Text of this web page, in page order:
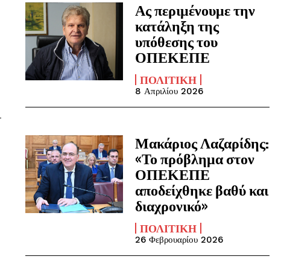
Ας περιμένουμε την
κατάληξη της
υπόθεσης του
ΟΠΕΚΕΠΕ
ΠΟΛΙΤΙΚΉ
8 Απριλίου 2026
Μακάριος Λαζαρίδης:
«Το πρόβλημα στον
ΟΠΕΚΕΠΕ
αποδείχθηκε βαθύ και
διαχρονικό»
ΠΟΛΙΤΙΚΉ
26 Φεβρουαρίου 2026